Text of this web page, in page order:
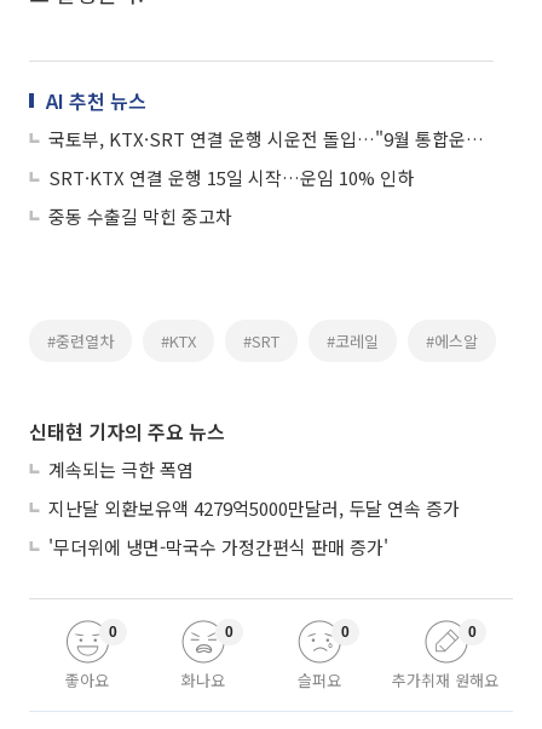
AI 추천 뉴스
국토부, KTX·SRT 연결 운행 시운전 돌입…"9월 통합운행 목표"
SRT·KTX 연결 운행 15일 시작…운임 10% 인하
중동 수출길 막힌 중고차
#중련열차 #KTX #SRT #코레일 #에스알
신태현 기자의 주요 뉴스
계속되는 극한 폭염
지난달 외환보유액 4279억5000만달러, 두달 연속 증가
'무더위에 냉면-막국수 가정간편식 판매 증가'
좋아요
0
화나요
0
슬퍼요
0
추가취재 원해요
0